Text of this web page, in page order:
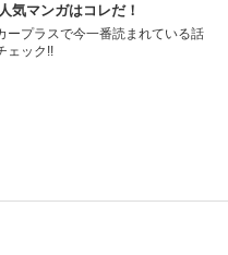
気マンガはコレだ！
ープラスで今一番読まれている話
ェック!!